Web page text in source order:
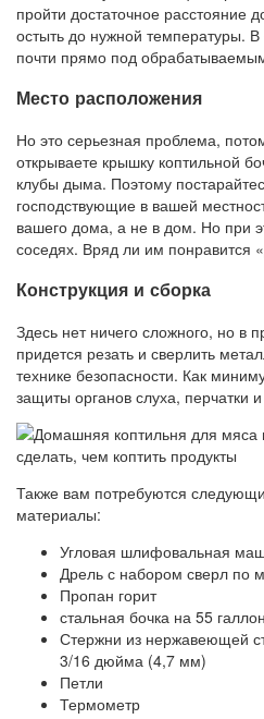
пройти достаточное расстояние
остыть до нужной температуры.
почти прямо под
Место расположения
Но это серьезная проблема,
открываете крышку коптильной
клубы дыма. Поэтому
господствующие в вашей
вашего дома, а не в дом. Но при
соседях. Вряд ли им понравится
Конструкция и сборка
Здесь нет ничего сложного, но в
придется резать и сверлить
технике безопасности. Как
защиты органов слуха, перчатки
Также вам потребуются
материалы:
Угловая шлифовальная
Дрель с набором сверл по
Пропан горит
стальная бочка на 55
Стержни из нержавеющей
3/16 дюйма (4,7 мм)
Петли
Термометр